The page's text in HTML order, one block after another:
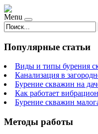
Menu
Популярные статьи
Виды и типы бурения
Канализация в
Бурение скважин на
Как работает
Бурение скважин
Методы работы